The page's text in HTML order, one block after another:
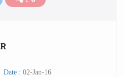
Date : 02-Jan-16